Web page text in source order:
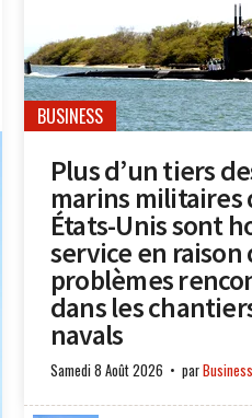
BUSINESS
Plus d’un tiers
marins militaires
États-Unis sont
service en raison
problèmes
dans les
navals
Samedi 8 Août 2026 par